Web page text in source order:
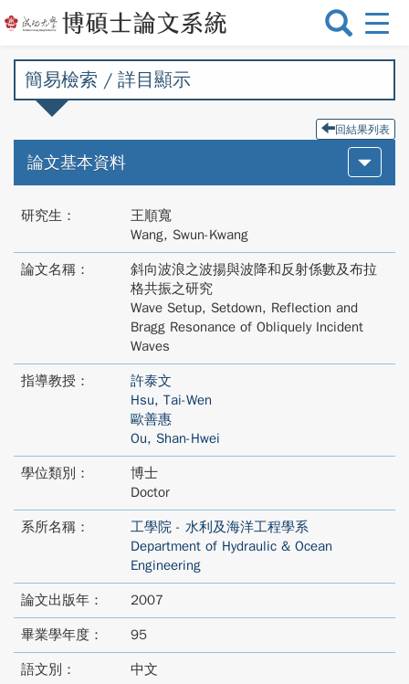
選
切
簡易檢索 / 詳目顯示
回結果列表
論文基本資料
研究生：
王順寬
Wang, Swun-Kwang
論文名稱：
斜向波浪之波揚與波降和反射係數及布拉
格共振之研究
Wave Setup, Setdown, Reflection and
Bragg Resonance of Obliquely Incident
Waves
指導教授：
許泰文
Hsu, Tai-Wen
歐善惠
Ou, Shan-Hwei
學位類別：
博士
Doctor
系所名稱：
工學院 - 水利及海洋工程學系
Department of Hydraulic & Ocean
Engineering
論文出版年： 2007
畢業學年度： 95
語文別： 中文